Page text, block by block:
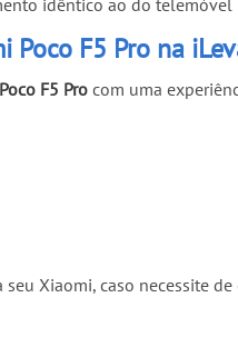
idêntico ao do
Poco F5 Pro na
F5 Pro com uma
Xiaomi, caso necessite